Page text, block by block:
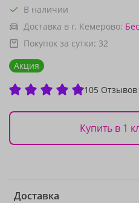
В наличии
Доставка в г. Кемерово:
Покупок за сутки: 32
Акция
105
Купить в 1
Доставка